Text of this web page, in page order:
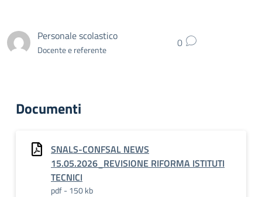
Personale scolastico
Docente e referente 0
Documenti
SNALS-CONFSAL NEWS
15.05.2026_REVISIONE RIFORMA ISTITUTI
TECNICI
pdf - 150 kb